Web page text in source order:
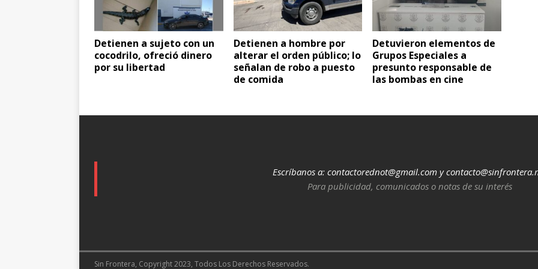
Detienen a sujeto con un
cocodrilo, ofreció dinero
por su libertad
Detienen a hombre por
alterar el orden público; lo
señalan de robo a puesto
de comida
Detuvieron elementos de
Grupos Especiales a
presunto responsable de
las bombas en cine
Escríbanos a: contactorednot@gmail.com y
Para publicidad, comunicados o notas de su interés
Sin Frontera, Copyright 2023, Todos Los Derechos Reservados.